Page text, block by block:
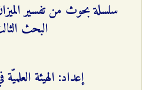
سلسلة بحوث من تفسير
البحث
إعداد: الهيئة